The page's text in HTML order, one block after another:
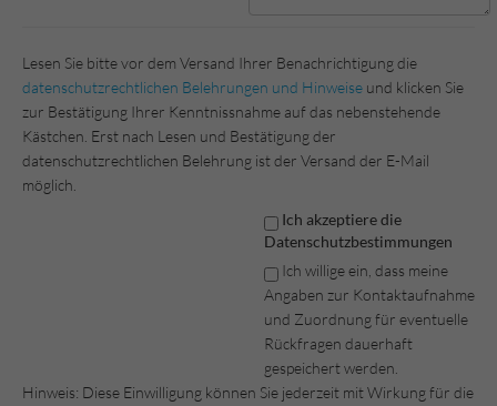
Lesen Sie bitte vor dem Versand Ihrer Benachrichtigung die
datenschutzrechtlichen Belehrungen und Hinweise und klicken Sie
zur Bestätigung Ihrer Kenntnissnahme auf das nebenstehende
Kästchen. Erst nach Lesen und Bestätigung der
datenschutzrechtlichen Belehrung ist der Versand der E-Mail
möglich.
Ich akzeptiere die
Datenschutzbestimmungen
Ich willige ein, dass meine
Angaben zur Kontaktaufnahme
und Zuordnung für eventuelle
Rückfragen dauerhaft
gespeichert werden.
Hinweis: Diese Einwilligung können Sie jederzeit mit Wirkung für die